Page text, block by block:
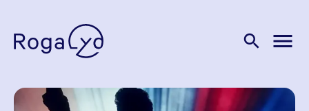
search menu